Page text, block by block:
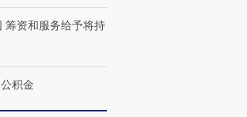
筹资和服务给予将持
积金